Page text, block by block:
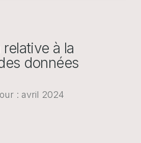
à la
données
: avril 2024